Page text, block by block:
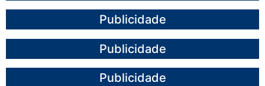
Publicidade
Publicidade
Publicidade